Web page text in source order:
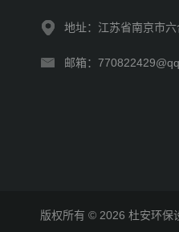
地址：江苏省南京市
邮箱：
版权所有 © 2026 杜安环